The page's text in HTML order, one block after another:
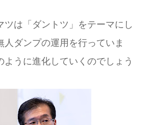
「ダントツ」をテーマにし
人ダンプの運用を行っていま
ように進化していくのでしょう